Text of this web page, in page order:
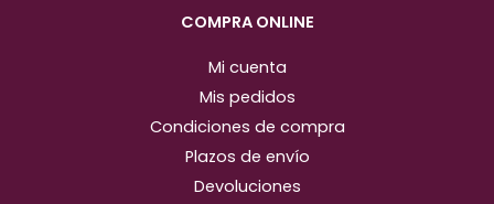
m
COMPRA ONLINE
Mi cuenta
Mis pedidos
Condiciones de compra
Plazos de envío
Devoluciones